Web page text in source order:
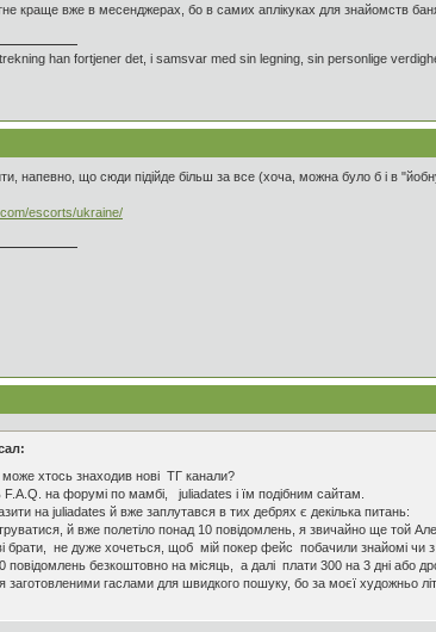
краще вже в месенджерах, бо в самих аплікуках для знайомств
han fortjener det, i samsvar med sin legning, sin personlige
напевно, що сюди підійде більш за все (хоча, можна було б і в
escorts/ukraine/
хтось знаходив нові ТГ канали?
F.A.Q. на форумі по мамбі, juliadates і їм подібним сайтам.
на juliadates й вже заплутався в тих дебрях є декілька питань:
й вже полетіло понад 10 повідомлень, я звичайно ще той
брати, не дуже хочеться, щоб мій покер фейс побачили знайомі чи
повідомлень безкоштовно на місяць, а далі плати 300 на 3 дні або
заготовленими гаслами для швидкого пошуку, бо за моєї художньо